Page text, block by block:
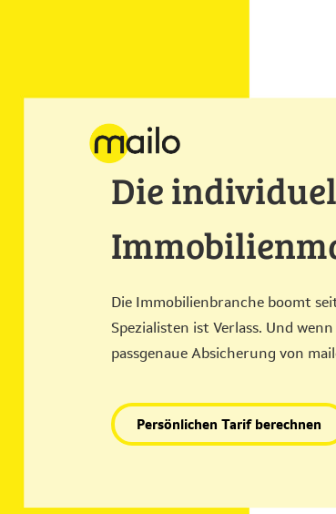
Die
Die Immobilienbranche boomt
Spezialisten ist Verlass. Und
passgenaue Absicherung von
Persönlichen Tarif berechnen